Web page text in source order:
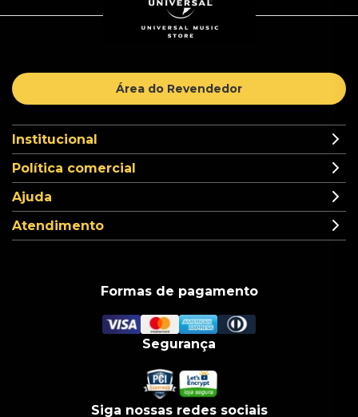
Área do Revendedor
Institucional
Política comercial
Ajuda
Atendimento
Formas de pagamento
Segurança
Siga nossas redes sociais